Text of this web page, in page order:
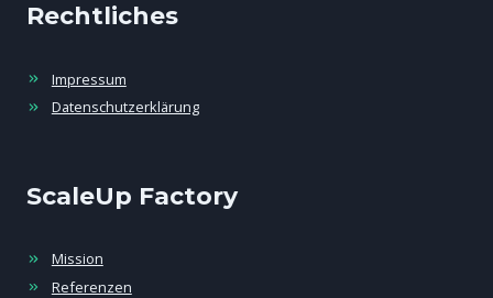
Rechtliches
Impressum
Datenschutzerklärung
ScaleUp Factory
Mission
Referenzen